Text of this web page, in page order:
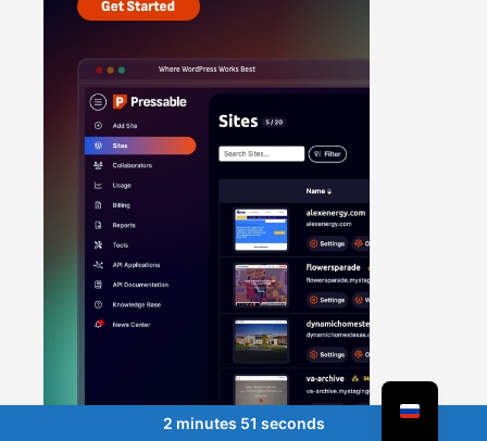
2 minutes 51 seconds